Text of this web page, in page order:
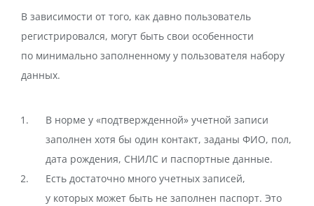
В зависимости от того, как давно пользователь
регистрировался, могут быть свои особенности
по минимально заполненному у пользователя набору
данных.
В норме у «подтвержденной» учетной записи
заполнен хотя бы один контакт, заданы ФИО, пол,
дата рождения, СНИЛС и паспортные данные.
Есть достаточно много учетных записей,
у которых может быть не заполнен паспорт. Это